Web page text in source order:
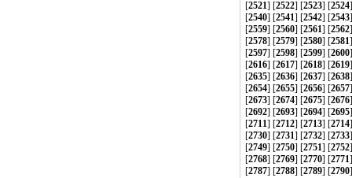
[2521] [2522] [2523] [2524
[2540] [2541] [2542] [2543
[2559] [2560] [2561] [2562
[2578] [2579] [2580] [2581
[2597] [2598] [2599] [2600
[2616] [2617] [2618] [2619
[2635] [2636] [2637] [2638
[2654] [2655] [2656] [2657
[2673] [2674] [2675] [2676
[2692] [2693] [2694] [2695
[2711] [2712] [2713] [2714
[2730] [2731] [2732] [2733
[2749] [2750] [2751] [2752
[2768] [2769] [2770] [2771
[2787] [2788] [2789] [2790